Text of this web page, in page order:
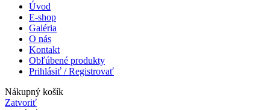
Úvod
E-shop
Galéria
O nás
Kontakt
Obľúbené produkty
Prihlásiť / Registrovať
Nákupný košík
Zatvoriť